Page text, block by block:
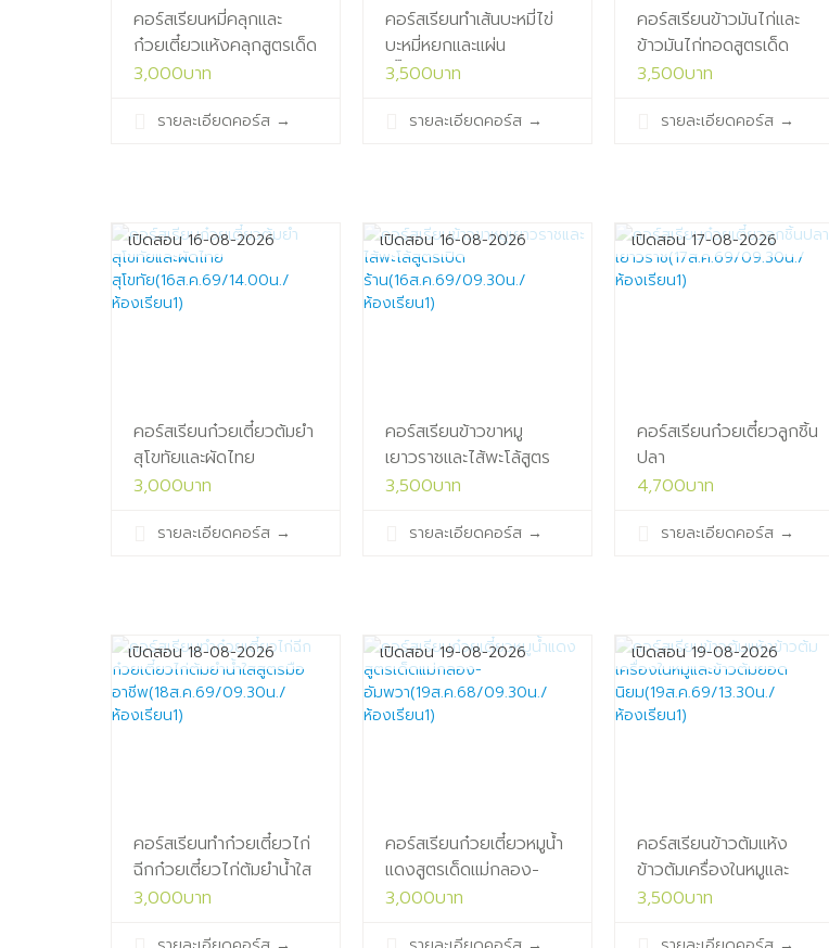
คอร์สเรียนหมี่คลุกและ
ก๋วยเตี๋ยวแห้งคลุกสูตรเด็ด
มือ
ห้องเรียน1)
3,000บาท
รายละเอียดคอร์ส →
คอร์สเรียนทำเส้นบะหมี่ไข่
บะหมี่หยกและแผ่น
เกี๊ยว‬บางสำหรับเปิด
ห้องเรียน3)
3,500บาท
รายละเอียดคอร์ส →
คอร์สเรียนข้าวมันไก่และ
ข้าวมันไก่ทอดสูตรเด็ด
สำหรับเปิด
ห้องเรียน1)
3,500บาท
รายละเอียดคอร์ส →
เปิดสอน 16-08-2026
คอร์สเรียนก๋วยเตี๋ยวต้มยำ
สุโขทัยและผัดไทย
สุโขทัย(16ส.ค.69/14.00น./
3,000บาท
รายละเอียดคอร์ส →
เปิดสอน 16-08-2026
คอร์สเรียนข้าวขาหมู
เยาวราชและไส้พะโล้สูตร
เปิด
ห้องเรียน1)
3,500บาท
รายละเอียดคอร์ส →
เปิดสอน 17-08-2026
คอร์สเรียนก๋วยเตี๋ยวลูกชิ้น
ปลา
เยาวราช(17ส.ค.69/09.30น./
4,700บาท
รายละเอียดคอร์ส →
เปิดสอน 18-08-2026
คอร์สเรียนทำก๋วยเตี๋ยวไก่
ฉีกก๋วยเตี๋ยวไก่ต้มยำน้ำใส
สูตรมือ
3,000บาท
เปิดสอน 19-08-2026
คอร์สเรียนก๋วยเตี๋ยวหมูน้ำ
แดงสูตรเด็ดแม่กลอง-
อัมพวา(19ส.ค.68/09.30น./
3,000บาท
เปิดสอน 19-08-2026
คอร์สเรียนข้าวต้มแห้ง
ข้าวต้มเครื่องในหมูและ
ข้าวต้มยอด
3,500บาท